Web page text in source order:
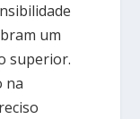
um
superior.
na